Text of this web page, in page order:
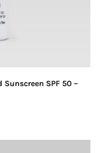
Sunscreen SPF 50 –